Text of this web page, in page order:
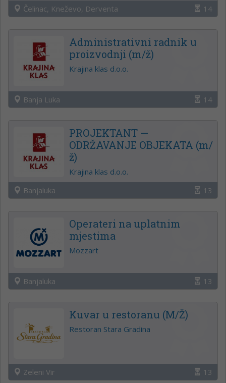
Čelinac, Kneževo, Derventa 14
Administrativni radnik u
proizvodnji (m/ž)
Krajina klas d.o.o.
Banja Luka 14
PROJEKTANT —
ODRŽAVANJE OBJEKATA (m/
ž)
Krajina klas d.o.o.
Banjaluka
13
Operateri na uplatnim
mjestima
Mozzart
Banjaluka 13
Kuvar u restoranu (M/Ž)
Restoran Stara Gradina
Zeleni Vir 13